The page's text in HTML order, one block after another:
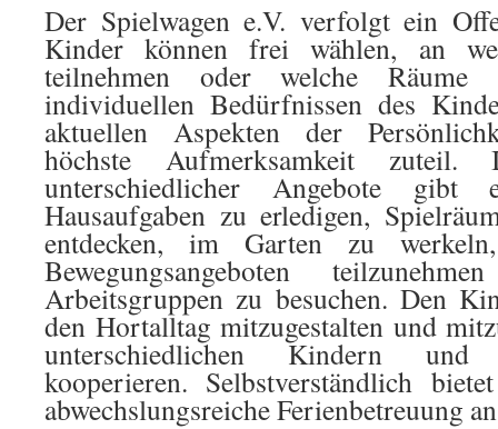
Der Spielwagen e.V. verfolgt ein
Kinder können frei wählen, an
teilnehmen oder welche Räume
individuellen Bedürfnissen des
aktuellen Aspekten der
höchste Aufmerksamkeit
unterschiedlicher Angebote
Hausaufgaben zu erledigen,
entdecken, im Garten zu
Bewegungsangeboten
Arbeitsgruppen zu besuchen. Den
den Hortalltag mitzugestalten und
unterschiedlichen Kindern
kooperieren. Selbstverständlich
abwechslungsreiche Ferienbetreuung